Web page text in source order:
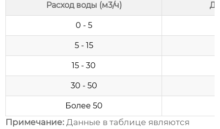
Расход воды (м3/ч)
0 - 5
5 - 15
15 - 30
30 - 50
Более 50
Примечание: Данные в таблице являются